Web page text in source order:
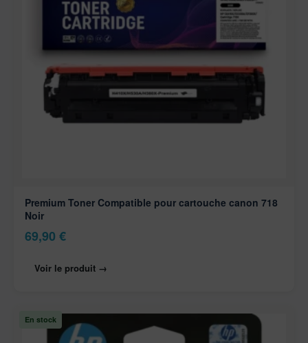
Premium Toner Compatible pour cartouche canon 718
Noir
69,90 €
Voir le produit →
En stock